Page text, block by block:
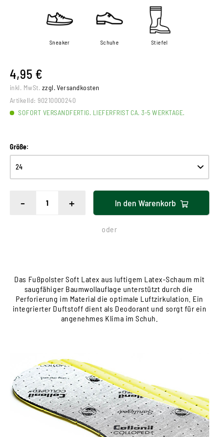
Sneaker Schuhe Stiefel
4,95 €
inkl. MwSt. zzgl. Versandkosten
ArtikelId: 90210000240
SOFORT VERSANDFERTIG. LIEFERFRIST CA. 3-5 WERKTAGE.
Größe:
- + In den Warenkorb
oder
Das Fußpolster Soft Latex aus luftigem Latex-Schaum mit
saugfähiger Baumwollauflage unterstützt durch die
Perforierung im Material die optimale Luftzirkulation. Ein
integrierter Duftstoff dient als Deodorant und sorgt für ein
angenehmes Klima im Schuh.